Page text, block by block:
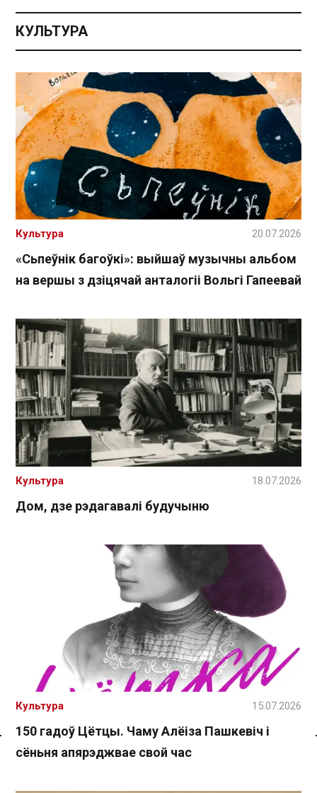
Спасылка без VPN
КУЛЬТУРА
«Сьпеўнік багоўкі»: выйшаў музычны альбом
на вершы з дзіцячай анталогіі Вольгі Гапеевай
Культура 20.07.2026
Дом, дзе рэдагавалі будучыню
Культура 18.07.2026
150 гадоў Цётцы. Чаму Алёіза Пашкевіч і
сёньня апярэджвае свой час
Культура 15.07.2026